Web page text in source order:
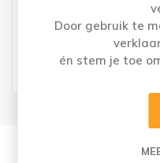
korting
(*) Bestellingen op
= dinsdag afhalen
Door gebruik te
én stem je toe